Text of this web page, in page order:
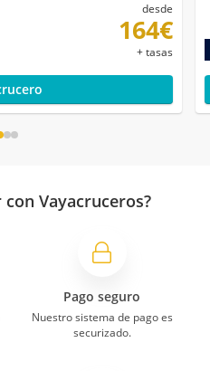
desde
164€
+ tasas
Vayacruceros?
Pago seguro
Nuestro sistema de pago es
securizado.